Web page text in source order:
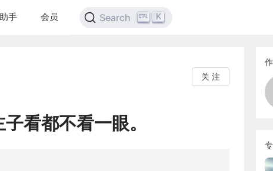
手 会员 Search K
关 注
看都不看一眼。